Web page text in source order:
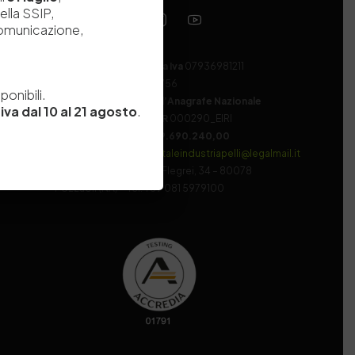
Codice fiscale e Partita Iva 07936981211
Codice di iscrizione all’Anagrafe Nazionale
delle Ricerche del MIUR
000290_EIRI
9.690.240,00
stazionesperimentaleindustriapelli@legalmail.it
Via Campi Flegrei, 34 – 80078
Pozzuoli (NA) – Tel. +39 081 5979100
SSIP,
dal 10 al 21 agosto.